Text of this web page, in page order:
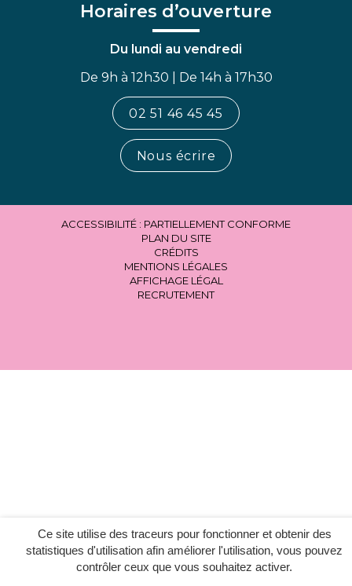
Ce site utilise des traceurs pour fonctionner et obtenir des
statistiques d'utilisation afin améliorer l'utilisation, vous pouvez
contrôler ceux que vous souhaitez activer.
Horaires d’ouverture
Du lundi au vendredi
De 9h à 12h30 | De 14h à 17h30
02 51 46 45 45
Nous écrire
ACCESSIBILITÉ : PARTIELLEMENT CONFORME
PLAN DU SITE
CRÉDITS
MENTIONS LÉGALES
AFFICHAGE LÉGAL
RECRUTEMENT